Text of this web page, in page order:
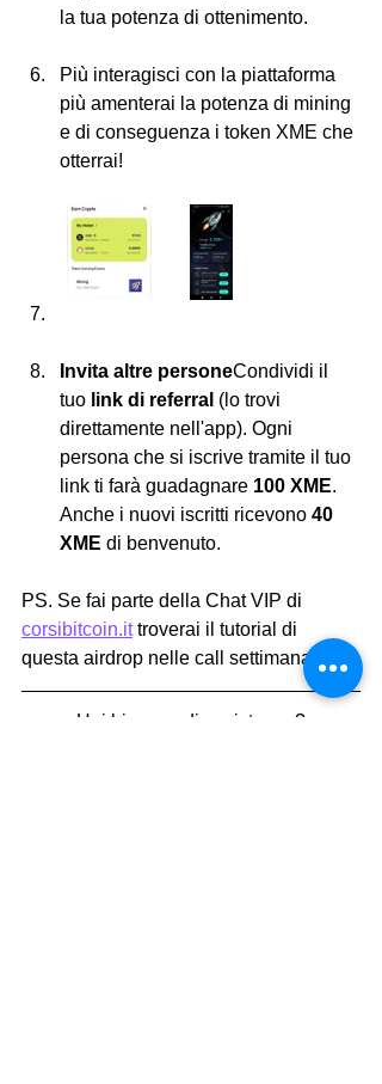
la tua potenza di ottenimento.
Più interagisci con la piattaforma
più amenterai la potenza di mining
e di conseguenza i token XME che
otterrai!
Invita altre personeCondividi il
tuo link di referral (lo trovi
direttamente nell'app). Ogni
persona che si iscrive tramite il tuo
link ti farà guadagnare 100 XME.
Anche i nuovi iscritti ricevono 40
XME di benvenuto.
PS. Se fai parte della Chat VIP di
corsibitcoin.it troverai il tutorial di
questa airdrop nelle call settimanali!
Hai bisogno di assistenza?